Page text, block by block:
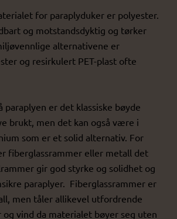
for paraplyduker er polyester.
og motstandsdyktig og tørker
alternativene er
og resirkulert PET-plast ofte
paraplyen er det klassiske bøyde
brukt, men det kan også være i
som er et solid alternativ. For
fiberglassrammer eller metall det
gir god styrke og solidhet og
paraplyer. Fiberglassrammer er
men tåler allikevel utfordrende
vind da materialet bøyer seg uten